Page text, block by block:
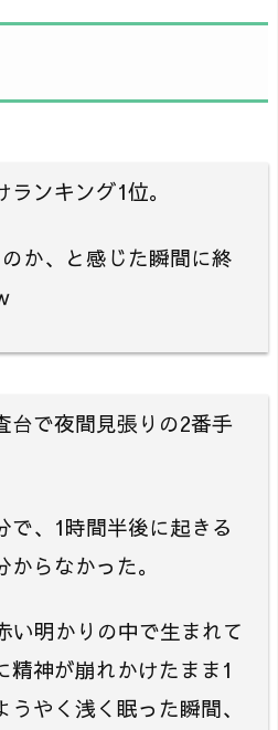
ンキング1位。
か、と感じた瞬間に終
台で夜間見張りの2番手
で、1時間半後に起きる
らなかった。
い明かりの中で生まれて
精神が崩れかけたまま1
やく浅く眠った瞬間、